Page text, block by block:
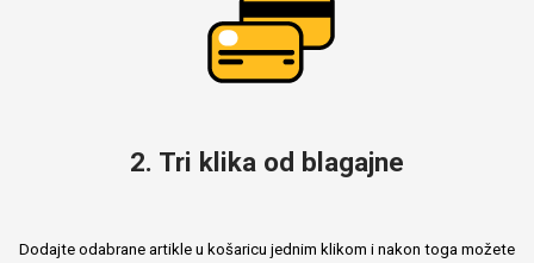
2. Tri klika od blagajne
Dodajte odabrane artikle u košaricu jednim klikom i nakon toga možete